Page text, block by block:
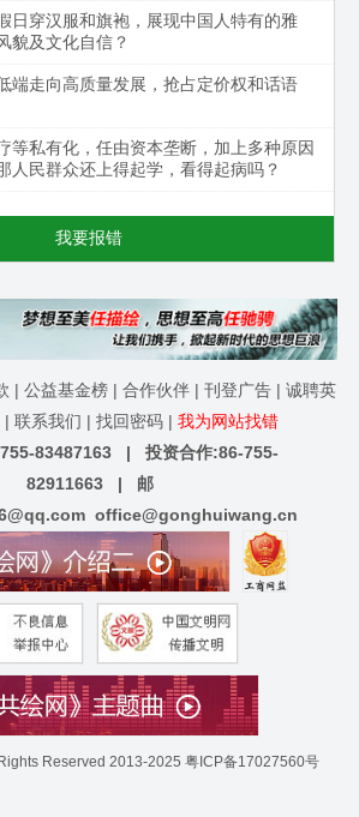
日穿汉服和旗袍，展现中国人特有的雅
貌及文化自信？
端走向高质量发展，抢占定价权和话语
等私有化，任由资本垄断，加上多种原因
人民群众还上得起学，看得起病吗？
我要报错
| 公益基金榜 | 合作伙伴 | 刊登广告 | 诚聘英
| 联系我们 | 找回密码 | 我为网站找错
755-83487163 | 投资合作:86-755-
82911663 | 邮
office@gonghuiwang.cn
Reserved 2013-2025 粤ICP备17027560号